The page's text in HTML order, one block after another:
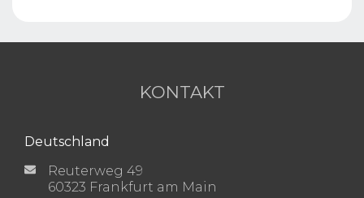
KONTAKT
Deutschland
Reuterweg 49
60323 Frankfurt am Main